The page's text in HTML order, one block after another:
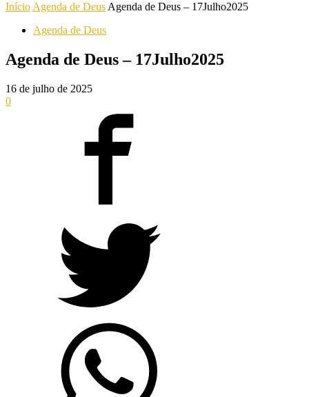
Início Agenda de Deus Agenda de Deus – 17Julho2025
Agenda de Deus
Agenda de Deus – 17Julho2025
16 de julho de 2025
0